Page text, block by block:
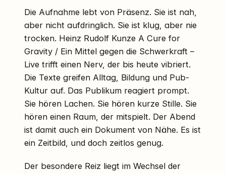
Die Aufnahme lebt von Präsenz. Sie ist nah,
aber nicht aufdringlich. Sie ist klug, aber nie
trocken. Heinz Rudolf Kunze A Cure for
Gravity / Ein Mittel gegen die Schwerkraft –
Live trifft einen Nerv, der bis heute vibriert.
Die Texte greifen Alltag, Bildung und Pub-
Kultur auf. Das Publikum reagiert prompt.
Sie hören Lachen. Sie hören kurze Stille. Sie
hören einen Raum, der mitspielt. Der Abend
ist damit auch ein Dokument von Nähe. Es ist
ein Zeitbild, und doch zeitlos genug.
Der besondere Reiz liegt im Wechsel der